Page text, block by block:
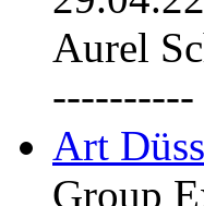
Aurel
----------
Art
Group